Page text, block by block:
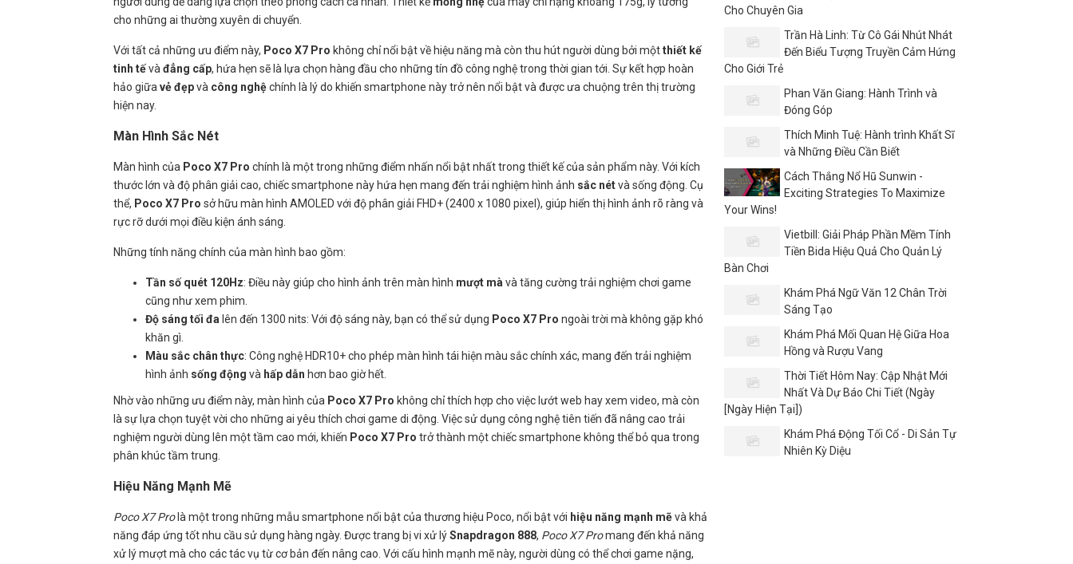
cho những ai thường xuyên di chuyển.
Với tất cả những ưu điểm này, Poco X7 Pro không chỉ nổi bật về hiệu năng mà còn thu hút người dùng bởi mộtthiết kế
tinh tếvà đẳng cấp, hứa hẹn sẽ là lựa chọn hàng đầu cho những tín đồ công nghệ trong thời gian tới. Sự kết hợp hoàn
hảo giữa vẻ đẹpvà công nghệchính là lý do khiến smartphone này trở nên nổi bật và được ưa chuộng trên thị trường
hiện nay.
Màn Hình Sắc Nét
Màn hình của Poco X7 Pro chính là một trong những điểm nhấn nổi bật nhất trong thiết kế của sản phẩm này. Với kích
thước lớn và độ phân giải cao, chiếc smartphone này hứa hẹn mang đến trải nghiệm hình ảnh sắc nétvà sống động. Cụ
thể, Poco X7 Pro sở hữu màn hình AMOLED với độ phân giải FHD+ (2400 x 1080 pixel), giúp hiển thị hình ảnh rõ ràng và
rực rỡ dưới mọi điều kiện ánh sáng.
Những tính năng chính của màn hình bao gồm:
Tần số quét 120Hz: Điều này giúp cho hình ảnh trên màn hình mượt mà và tăng cường trải nghiệm chơi game
cũng như xem phim.
Độ sáng tối đa lên đến 1300 nits: Với độ sáng này, bạn có thể sử dụng Poco X7 Pro ngoài trời mà không gặp khó
khăn gì.
Màu sắc chân thực: Công nghệ HDR10+ cho phép màn hình tái hiện màu sắc chính xác, mang đến trải nghiệm
hình ảnh sống động và hấp dẫn hơn bao giờ hết.
Nhờ vào những ưu điểm này, màn hình của Poco X7 Pro không chỉ thích hợp cho việc lướt web hay xem video, mà còn
là sự lựa chọn tuyệt vời cho những ai yêu thích chơi game di động. Việc sử dụng công nghệ tiên tiến đã nâng cao trải
nghiệm người dùng lên một tầm cao mới, khiến Poco X7 Pro trở thành một chiếc smartphone không thể bỏ qua trong
phân khúc tầm trung.
Hiệu Năng Mạnh Mẽ
Poco X7 Prolà một trong những mẫu smartphone nổi bật của thương hiệu Poco, nổi bật với hiệu năng mạnh mẽvà khả
năng đáp ứng tốt nhu cầu sử dụng hàng ngày. Được trang bị vi xử lýSnapdragon 888, Poco X7 Promang đến khả năng
xử lý mượt mà cho các tác vụ từ cơ bản đến nâng cao. Với cấu hình mạnh mẽ này, người dùng có thể chơi game nặng,
Cho Chuyên Gia
Trần Hà Linh: Từ Cô Gái Nhút Nhát
Đến Biểu Tượng Truyền Cảm Hứng
Cho Giới Trẻ
Phan Văn Giang: Hành Trình và
Đóng Góp
Thích Minh Tuệ: Hành trình Khất Sĩ
và Những Điều Cần Biết
Cách Thắng Nổ Hũ Sunwin -
Exciting Strategies To Maximize
Your Wins!
Vietbill: Giải Pháp Phần Mềm Tính
Tiền Bida Hiệu Quả Cho Quản Lý
Bàn Chơi
Khám Phá Ngữ Văn 12 Chân Trời
Sáng Tạo
Khám Phá Mối Quan Hệ Giữa Hoa
Hồng và Rượu Vang
Thời Tiết Hôm Nay: Cập Nhật Mới
Nhất Và Dự Báo Chi Tiết (Ngày
[Ngày Hiện Tại])
Khám Phá Động Tối Cổ - Di Sản Tự
Nhiên Kỳ Diệu